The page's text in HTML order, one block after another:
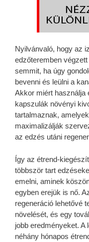
Nyilvánvaló, hogy az
edzőteremben
semmit, ha úgy
bevenni és leülni a
Akkor miért használja
kapszulák növényi
tartalmaznak,
maximalizálják
az edzés utáni
Így az étrend-
többször tart
emelni, aminek
egyben erejük is nő.
regeneráció lehetővé
növelését, és egy
jobb eredményeket. A
néhány hónapos